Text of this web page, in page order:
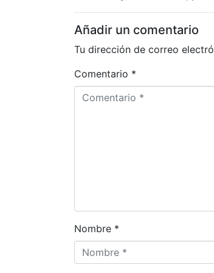
Añadir un comentario
Tu dirección de correo
Comentario *
Nombre *